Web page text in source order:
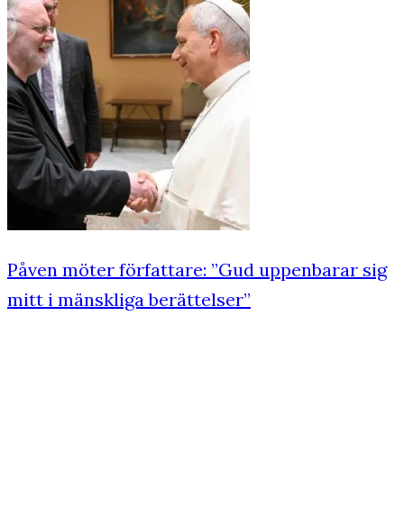
Påven möter författare: ”Gud uppenbarar sig
mitt i mänskliga berättelser”